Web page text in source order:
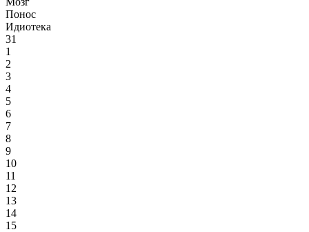
Понос
Идиотека
31
1
2
3
4
5
6
7
8
9
10
11
12
13
14
15